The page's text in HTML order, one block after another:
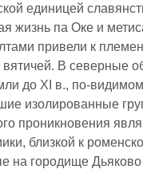
единицей
жизнь па Оке и
привели к
В северные
до XI в., по-
изолированные
проникновения
близкой к
на городище